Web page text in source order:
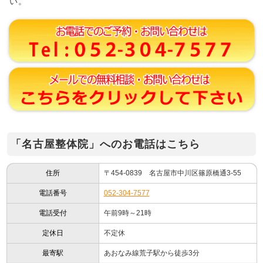
「名古屋整体院」へのお電話はこちら
住所 〒454-0839 名古屋市中川区篠原橋通3-55
電話番号 052-304-7577
電話受付 午前9時～21時
定休日 不定休
最寄駅 あおなみ線荒子駅から徒歩3分